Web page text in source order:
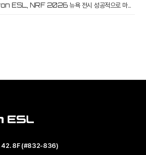
Partron ESL, NRF 2026 뉴욕 전시 성공적으로 마무리
42. 8F (#832-836)